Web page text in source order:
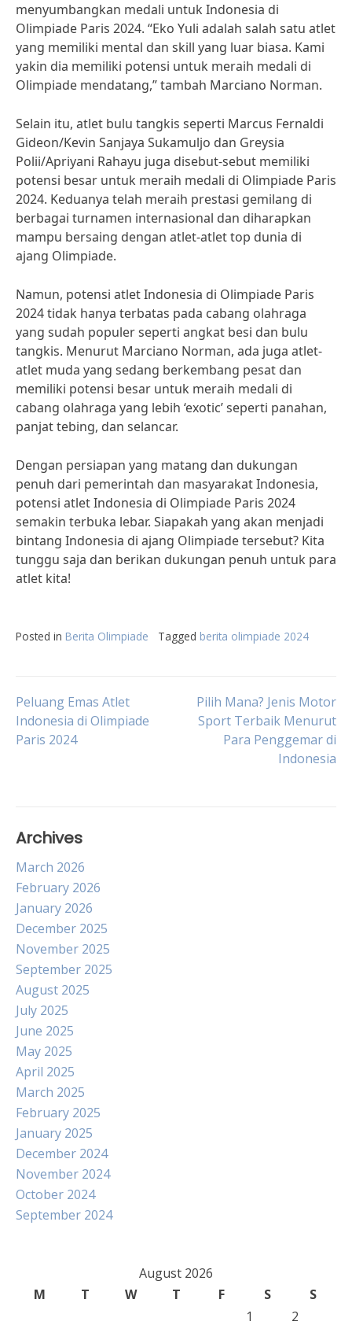
menyumbangkan medali untuk Indonesia di
Olimpiade Paris 2024. “Eko Yuli adalah salah satu atlet
yang memiliki mental dan skill yang luar biasa. Kami
yakin dia memiliki potensi untuk meraih medali di
Olimpiade mendatang,” tambah Marciano Norman.
Selain itu, atlet bulu tangkis seperti Marcus Fernaldi
Gideon/Kevin Sanjaya Sukamuljo dan Greysia
Polii/Apriyani Rahayu juga disebut-sebut memiliki
potensi besar untuk meraih medali di Olimpiade Paris
2024. Keduanya telah meraih prestasi gemilang di
berbagai turnamen internasional dan diharapkan
mampu bersaing dengan atlet-atlet top dunia di
ajang Olimpiade.
Namun, potensi atlet Indonesia di Olimpiade Paris
2024 tidak hanya terbatas pada cabang olahraga
yang sudah populer seperti angkat besi dan bulu
tangkis. Menurut Marciano Norman, ada juga atlet-
atlet muda yang sedang berkembang pesat dan
memiliki potensi besar untuk meraih medali di
cabang olahraga yang lebih ‘exotic’ seperti panahan,
panjat tebing, dan selancar.
Dengan persiapan yang matang dan dukungan
penuh dari pemerintah dan masyarakat Indonesia,
potensi atlet Indonesia di Olimpiade Paris 2024
semakin terbuka lebar. Siapakah yang akan menjadi
bintang Indonesia di ajang Olimpiade tersebut? Kita
tunggu saja dan berikan dukungan penuh untuk para
atlet kita!
Posted in Berita Olimpiade Tagged berita olimpiade 2024
Post
navigation
Peluang Emas Atlet
Indonesia di Olimpiade
Paris 2024
Pilih Mana? Jenis Motor
Sport Terbaik Menurut
Para Penggemar di
Indonesia
Archives
March 2026
February 2026
January 2026
December 2025
November 2025
September 2025
August 2025
July 2025
June 2025
May 2025
April 2025
March 2025
February 2025
January 2025
December 2024
November 2024
October 2024
September 2024
August 2026
M
T W T F S
S
1
2